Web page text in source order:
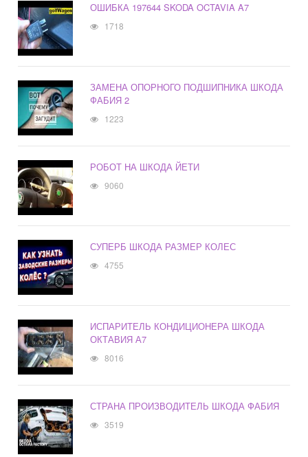
ОШИБКА 197644 SKODA OCTAVIA A7
1718
ЗАМЕНА ОПОРНОГО ПОДШИПНИКА ШКОДА
ФАБИЯ 2
1223
РОБОТ НА ШКОДА ЙЕТИ
9060
СУПЕРБ ШКОДА РАЗМЕР КОЛЕС
4755
ИСПАРИТЕЛЬ КОНДИЦИОНЕРА ШКОДА
ОКТАВИЯ А7
8016
СТРАНА ПРОИЗВОДИТЕЛЬ ШКОДА ФАБИЯ
3519